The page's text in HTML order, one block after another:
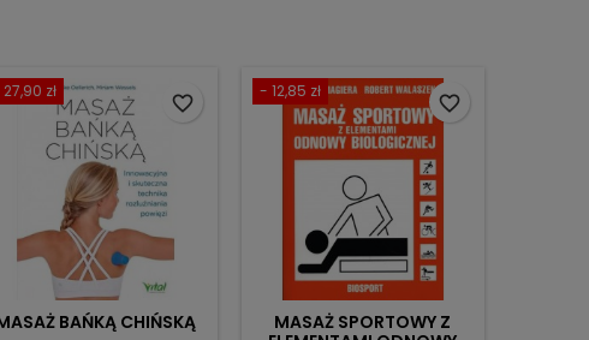
zł
BAŃKĄ CHIŃSKĄ
favorite_border
- 12,85 zł
MASAŻ SPORTOWY Z
favorite_border